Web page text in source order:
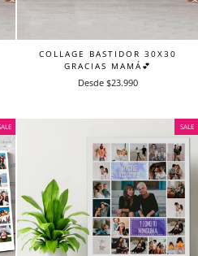
COLLAGE BASTIDOR 30X30
GRACIAS MAMÁ💕
Desde $23.990
SALE